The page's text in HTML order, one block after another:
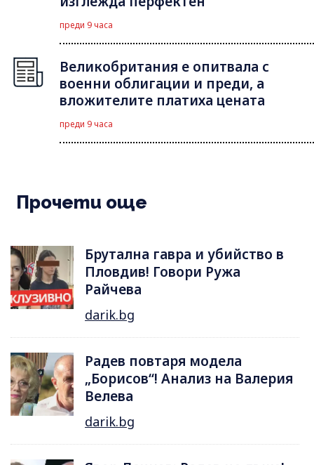
преди 9 часа
Великобритания е опитвала с
военни облигации и преди, а
вложителите платиха цената
преди 9 часа
Прочети още
Брутална гавра и убийство в
Пловдив! Говори Ружа
Райчева
darik.bg
Радев повтаря модела
„Борисов“! Анализ на Валерия
Велева
darik.bg